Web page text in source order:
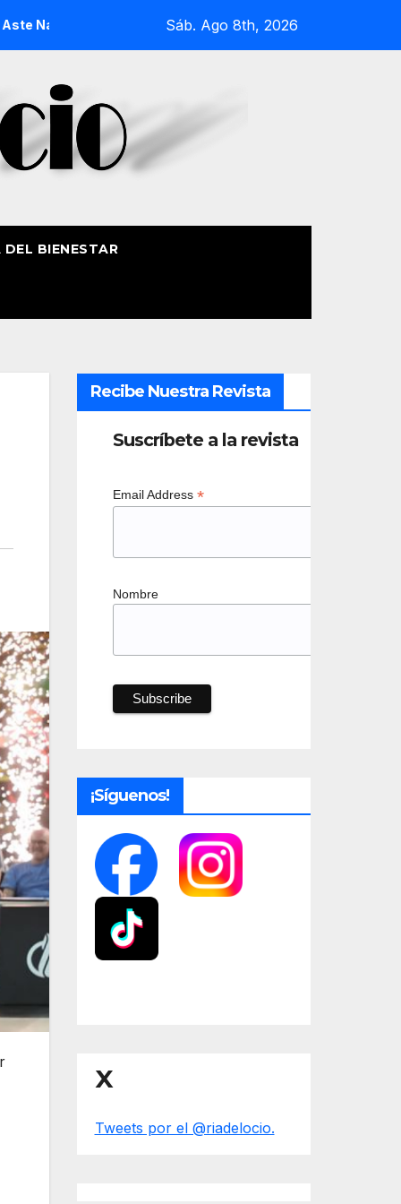
2026 La Procesión Náutica de la Amatxu de
Sáb. Ago 8th, 2026
DEL BIENESTAR
Recibe Nuestra Revista
Suscríbete a la revista
Email Address *
Nombre
¡Síguenos!
X
Tweets por el @riadelocio.